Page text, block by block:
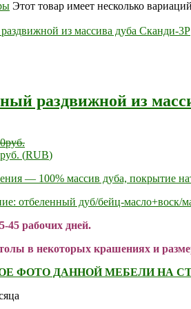
Этот товар имеет несколько
раздвижной из
руб.
руб. (RUB)
— 100% массив дуба, покрытие
отбеленный дуб/бейц-масло+воск/
45 рабочих дней.
в некоторых крашениях и
ФОТО ДАННОЙ МЕБЕЛИ НА